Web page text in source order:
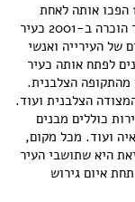
מיקומה ובנייתה מחדש של עכו במאות ה 18 וה 19 הפכו אותה לאחת
הערים העתיקות היפות בישראל. אלא שהעיר, אשר הוכרה ב-2001 כעיר
של העירייה ואנשי
לפתח אותה כעיר
מהתקופה הצלבנית.
הצלבנית ועוד.
כוללים מבנים
ועוד. מכל מקום,
היא שתושבי העיר
איום גירוש